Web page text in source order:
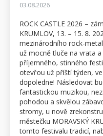
03.08.2026
ROCK CASTLE 2026 –
KRUMLOV, 13. – 15. 8.
mezinárodního rock-
už mocně tluče na vrata
příjemného, stinného
otevřou už příští týden,
dopoledne! Následovat
fantastickou muzikou,
pohodou a skvělou
stromy, u nově
městečku MORAVSKÝ
tomto festivalu tradicí,